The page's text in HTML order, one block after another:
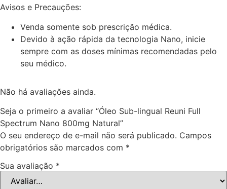
Avisos e Precauções:
Venda somente sob prescrição médica.
Devido à ação rápida da tecnologia Nano, inicie
sempre com as doses mínimas recomendadas pelo
seu médico.
Não há avaliações ainda.
Seja o primeiro a avaliar “Óleo Sub-lingual Reuni Full
Spectrum Nano 800mg Natural”
O seu endereço de e-mail não será publicado. Campos
obrigatórios são marcados com *
Sua avaliação *